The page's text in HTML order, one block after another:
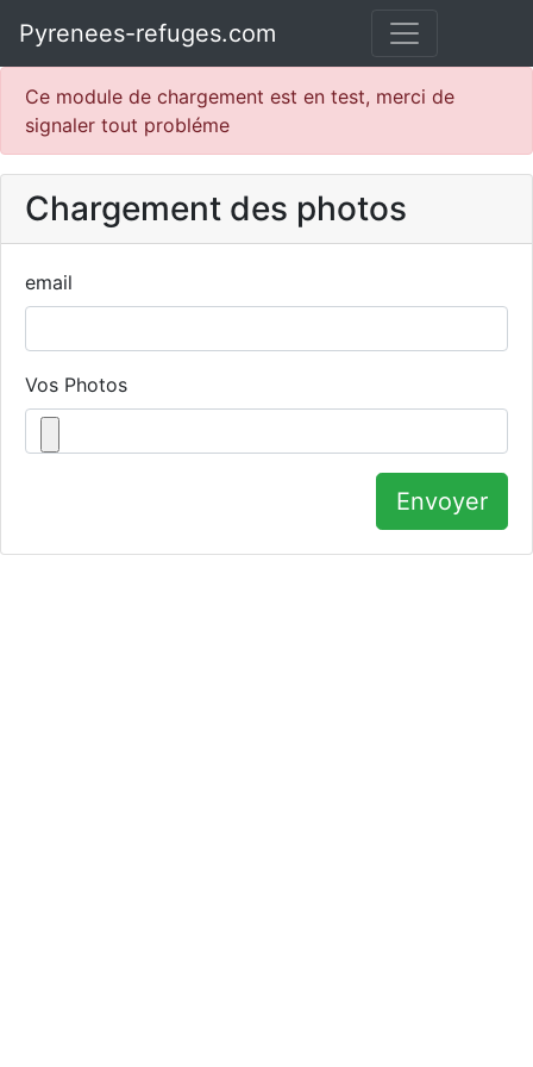
Pyrenees-refuges.com
Ce module de chargement est en test, merci de
signaler tout probléme
Chargement des photos
email
Vos Photos
Envoyer